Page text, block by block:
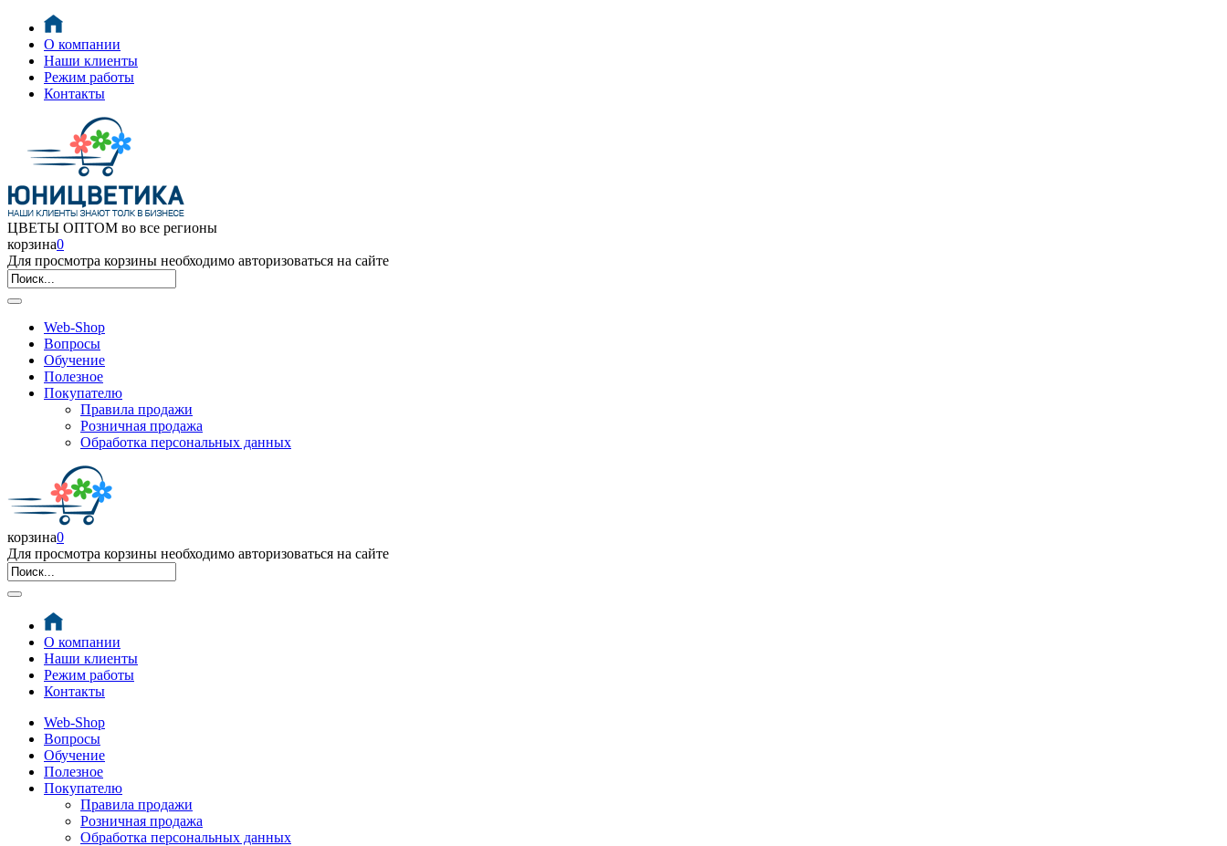
О компании
Наши клиенты
Режим работы
Контакты
ЦВЕТЫ ОПТОМ во все регионы
корзина0
Для просмотра корзины необходимо авторизоваться на сайте
Web-Shop
Вопросы
Обучение
Полезное
Покупателю
Правила продажи
Розничная продажа
Обработка персональных данных
корзина0
Для просмотра корзины необходимо авторизоваться на сайте
О компании
Наши клиенты
Режим работы
Контакты
Web-Shop
Вопросы
Обучение
Полезное
Покупателю
Правила продажи
Розничная продажа
Обработка персональных данных